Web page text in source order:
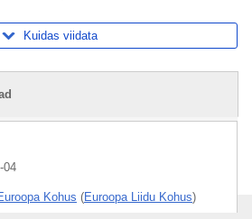
Kuidas viidata
04
Kohus (Euroopa Liidu Kohus)